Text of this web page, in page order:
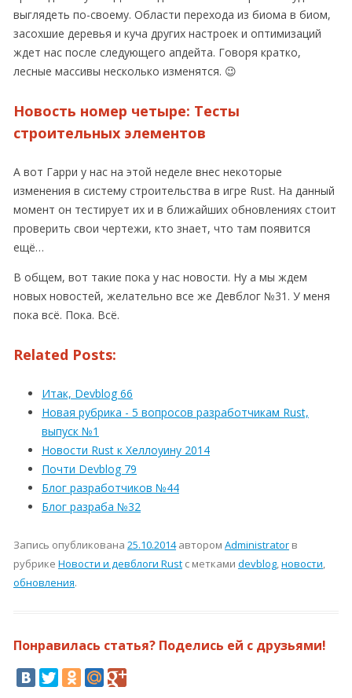
выглядеть по-своему. Области перехода из биома в биом,
засохшие деревья и куча других настроек и оптимизаций
ждет нас после следующего апдейта. Говоря кратко,
лесные массивы несколько изменятся. 😉
Новость номер четыре: Тесты
строительных элементов
А вот Гарри у нас на этой неделе внес некоторые
изменения в систему строительства в игре Rust. На данный
момент он тестирует их и в ближайших обновлениях стоит
проверить свои чертежи, кто знает, что там появится
ещё…
В общем, вот такие пока у нас новости. Ну а мы ждем
новых новостей, желательно все же Девблог №31. У меня
пока всё. Пока. Всё.
Related Posts:
Итак, Devblog 66
Новая рубрика - 5 вопросов разработчикам Rust,
выпуск №1
Новости Rust к Хеллоуину 2014
Почти Devblog 79
Блог разработчиков №44
Блог разраба №32
Запись опубликована 25.10.2014автором Administrator в
рубрике Новости и девблоги Rust с метками devblog,новости,
обновления.
Понравилась статья? Поделись ей с друзьями!